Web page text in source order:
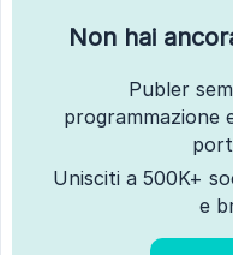
Non hai
Publer
programmazione
Unisciti a 500K+
e